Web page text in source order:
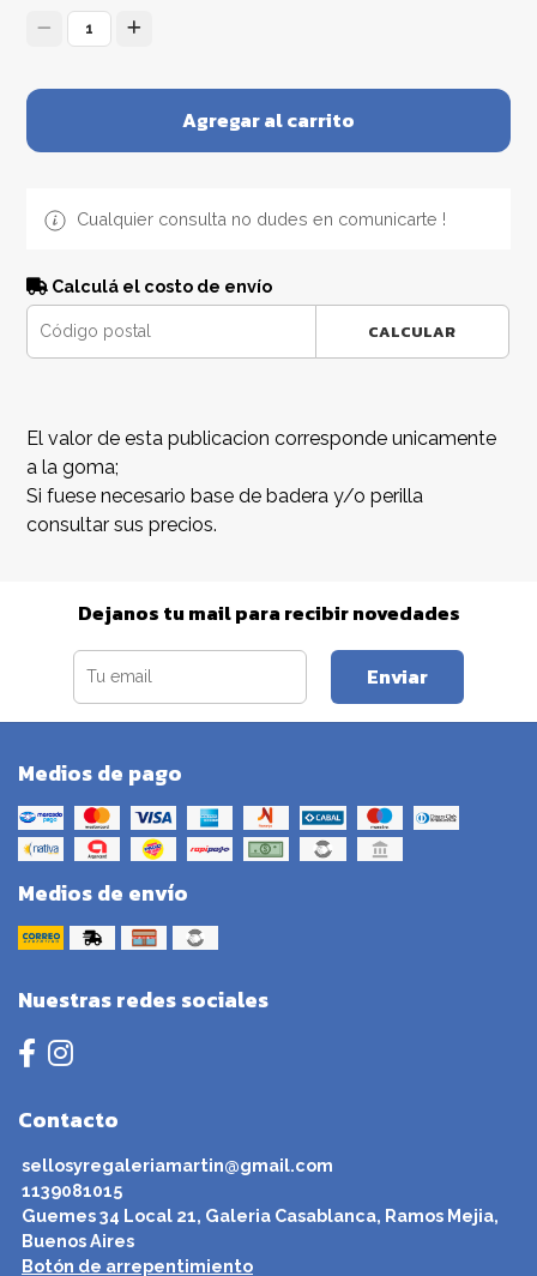
1
Agregar al carrito
Cualquier consulta no dudes en comunicarte !
Calculá el costo de envío
CALCULAR
El valor de esta publicacion corresponde unicamente
a la goma;
Si fuese necesario base de badera y/o perilla
consultar sus precios.
Dejanos tu mail para recibir novedades
Enviar
Medios de pago
Medios de envío
Nuestras redes sociales
Contacto
sellosyregaleriamartin@gmail.com
1139081015
Guemes 34 Local 21, Galeria Casablanca, Ramos Mejia,
Buenos Aires
Botón de arrepentimiento